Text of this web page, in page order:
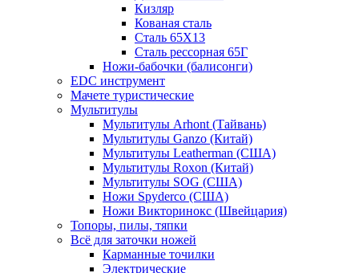
Кизляр
Кованая сталь
Сталь 65Х13
Сталь рессорная 65Г
Ножи-бабочки (балисонги)
EDC инструмент
Мачете туристические
Мультитулы
Мультитулы Arhont (Тайвань)
Мультитулы Ganzo (Китай)
Мультитулы Leatherman (США)
Мультитулы Roxon (Китай)
Мультитулы SOG (США)
Ножи Spyderco (США)
Ножи Викторинокс (Швейцария)
Топоры, пилы, тяпки
Всё для заточки ножей
Карманные точилки
Электрические